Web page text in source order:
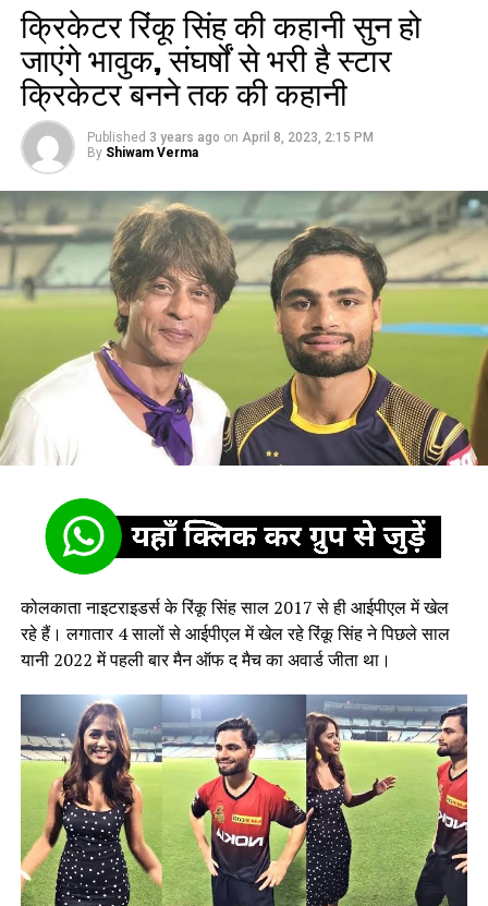
क्रिकेटर रिंकू सिंह की कहानी सुन हो
जाएंगे भावुक, संघर्षों से भरी है स्टार
क्रिकेटर बनने तक की कहानी
Published 3 years ago on April 8, 2023, 2:15 PM
By Shiwam Verma
कोलकाता नाइटराइडर्स के रिंकू सिंह साल 2017 से ही आईपीएल में खेल
रहे हैं। लगातार 4 सालों से आईपीएल में खेल रहे रिंकू सिंह ने पिछले साल
यानी 2022 में पहली बार मैन ऑफ द मैच का अवार्ड जीता था।